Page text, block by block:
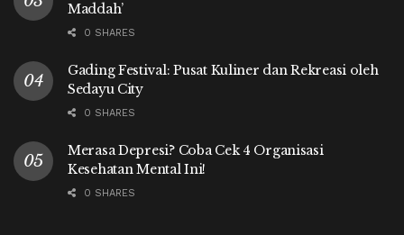
Maddah’
0 SHARES
Gading Festival: Pusat Kuliner dan Rekreasi oleh
Sedayu City
0 SHARES
Merasa Depresi? Coba Cek 4 Organisasi
Kesehatan Mental Ini!
0 SHARES